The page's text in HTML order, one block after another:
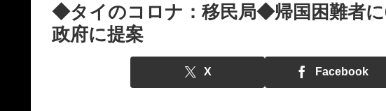
◆タイのコロナ：移民局◆帰国困難者に
政府に提案
X Facebook